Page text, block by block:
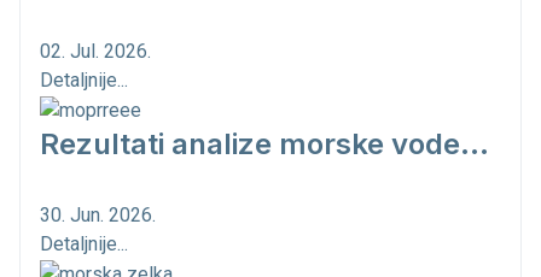
02. Jul. 2026.
Detaljnije...
Rezultati analize morske vode...
30. Jun. 2026.
Detaljnije...